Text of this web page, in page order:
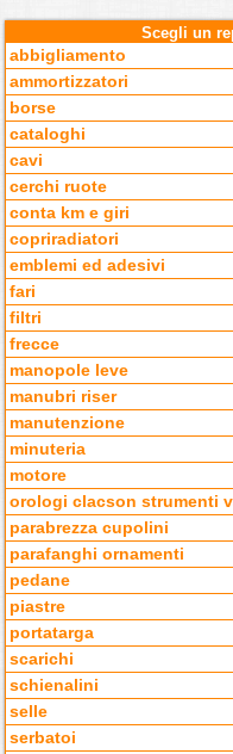
Scegli un
abbigliamento
ammortizzatori
borse
cataloghi
cavi
cerchi ruote
conta km e giri
copriradiatori
emblemi ed adesivi
fari
filtri
frecce
manopole leve
manubri riser
manutenzione
minuteria
motore
orologi clacson strumenti
parabrezza cupolini
parafanghi ornamenti
pedane
piastre
portatarga
scarichi
schienalini
selle
serbatoi